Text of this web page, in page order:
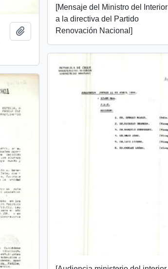
Add to clipboard
[Mensaje del Ministro del Interior
a la directiva del Partido
Renovación Nacional]